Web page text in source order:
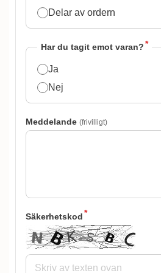
Delar av ordern
Har du tagit emot varan?*
Ja
Nej
Meddelande (frivilligt)
Säkerhetskod*